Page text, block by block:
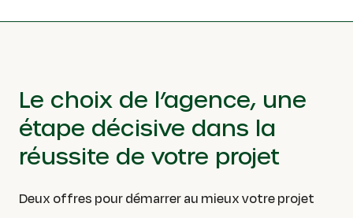
Le choix de l’agence, une
étape décisive dans la
réussite de votre projet
Deux offres pour démarrer au mieux votre projet